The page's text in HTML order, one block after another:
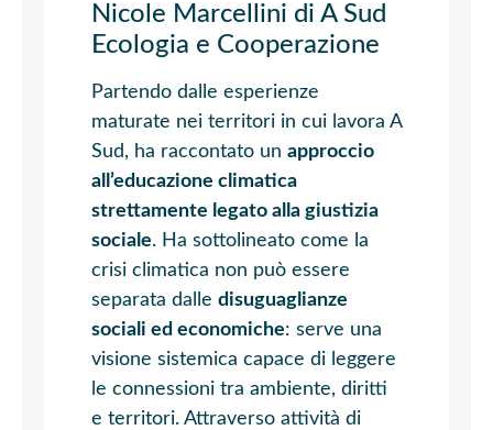
Nicole Marcellini di A Sud
Ecologia e Cooperazione
Partendo dalle esperienze
maturate nei territori in cui lavora A
Sud, ha raccontato un approccio
all’educazione climatica
strettamente legato alla giustizia
sociale. Ha sottolineato come la
crisi climatica non può essere
separata dalle disuguaglianze
sociali ed economiche: serve una
visione sistemica capace di leggere
le connessioni tra ambiente, diritti
e territori. Attraverso attività di